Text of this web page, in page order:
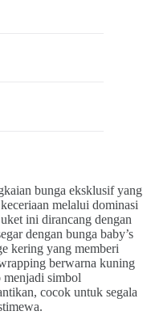
bunga eksklusif yang
melalui dominasi
ini dirancang dengan
dengan bunga baby’s
kering yang memberi
berwarna kuning
menjadi simbol
cocok untuk segala